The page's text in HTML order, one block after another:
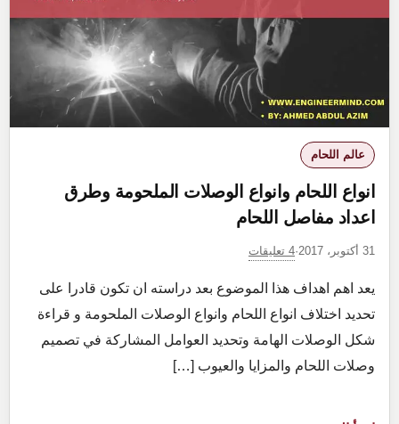
اوضاع
اللحام
اللحام
عالم اللحام
انواع اللحام وانواع الوصلات الملحومة وطرق
اعداد مفاصل اللحام
31 أكتوبر، 2017 ·4 تعليقات
يعد اهم اهداف هذا الموضوع بعد دراسته ان تكون قادرا على
تحديد اختلاف انواع اللحام وانواع الوصلات الملحومة و قراءة
شكل الوصلات الهامة وتحديد العوامل المشاركة في تصميم
وصلات اللحام والمزايا والعيوب […]